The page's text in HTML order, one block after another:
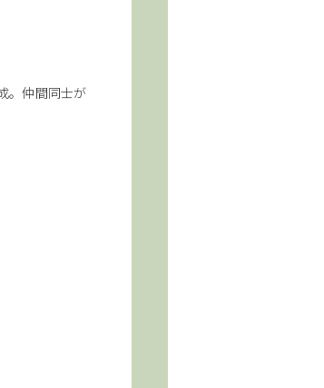
。仲間同士が